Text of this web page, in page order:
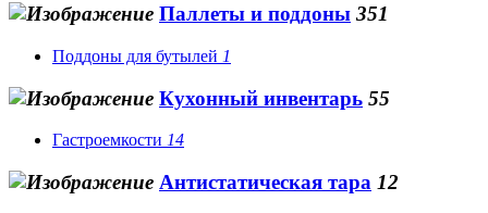
Паллеты и поддоны 351
Поддоны для бутылей 1
Кухонный инвентарь 55
Гастроемкости 14
Антистатическая тара 12